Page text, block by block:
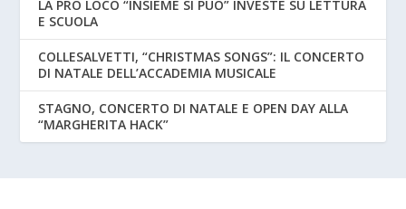
LA PRO LOCO “INSIEME SI PUÒ” INVESTE SU LETTURA
E SCUOLA
COLLESALVETTI, “CHRISTMAS SONGS”: IL CONCERTO
DI NATALE DELL’ACCADEMIA MUSICALE
STAGNO, CONCERTO DI NATALE E OPEN DAY ALLA
“MARGHERITA HACK”